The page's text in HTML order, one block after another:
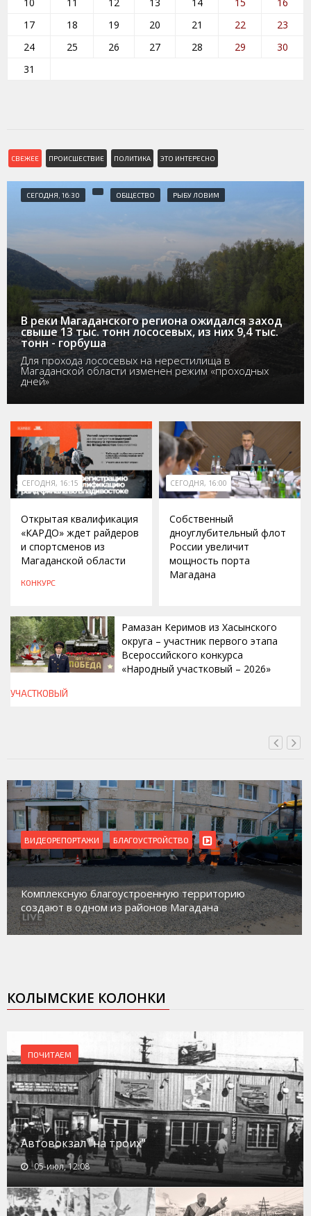
17
18 19 20 21 22
23
24
25 26 27 28 29
30
31
СВЕЖЕЕ ПРОИСШЕСТВИЕ ПОЛИТИКА ЭТО ИНТЕРЕСНО
СЕГОДНЯ, 16:30 ОБЩЕСТВО РЫБУ ЛОВИМ
В реки Магаданского региона ожидался заход
свыше 13 тыс. тонн лососевых, из них 9,4 тыс.
тонн - горбуша
Для прохода лососевых на нерестилища в
Магаданской области изменен режим «проходных
дней»
СЕГОДНЯ, 16:15
Открытая квалификация
«КАРДО» ждет райдеров
и спортсменов из
Магаданской области
КОНКУРС
СЕГОДНЯ, 16:00
Собственный
дноуглубительный флот
России увеличит
мощность порта
Магадана
СЕГОДНЯ, 14:00
Рамазан Керимов из Хасынского
округа – участник первого этапа
Всероссийского конкурса
«Народный участковый – 2026»
УЧАСТКОВЫЙ
ВИДЕОРЕПОРТАЖИ
Магадан присоединился к пилотному проекту по
работе с несовершеннолетними из групп
социального риска «Переправа»
КОЛЫМСКИЕ КОЛОНКИ
ПОЧИТАЕМ
Автовокзал "на троих"
05-июл, 12:08